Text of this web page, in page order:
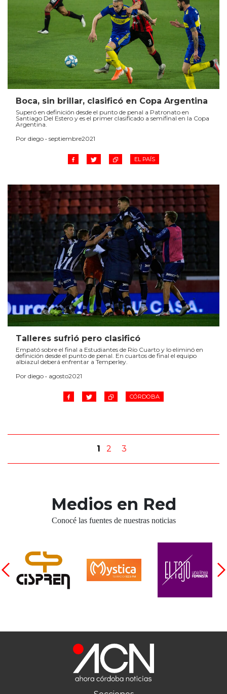
Boca, sin brillar, clasificó en Copa Argentina
Superó en definición desde el punto de penal a Patronato en
Santiago Del Estero y es el primer clasificado a semifinal en la Copa
Argentina.
Por diego • septiembre2021
EL PAÍS
Talleres sufrió pero clasificó
Empató sobre el final a Estudiantes de Río Cuarto y lo eliminó en
definición desde el punto de penal. En cuartos de final el equipo
albiazul deberá enfrentar a Temperley.
Por diego • agosto2021
CÓRDOBA
1 2 3
Medios en Red
Conocé las fuentes de nuestras noticias